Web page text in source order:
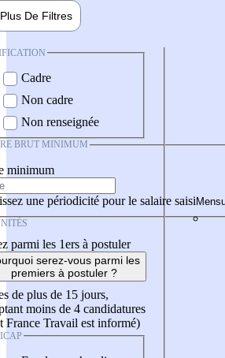
Plus De Filtres
Cadre
Non cadre
Non renseignée
BRUT MINIMUM
minimum
une périodicité pour le salaire saisi
parmi les 1ers à postuler
serez-vous parmi les
premiers à postuler ?
de plus de 15 jours,
moins de 4 candidatures
France Travail est informé)